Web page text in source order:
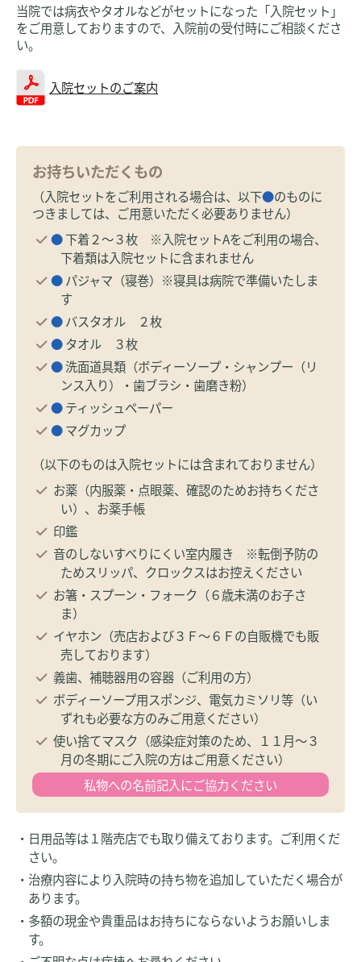
当院では病衣やタオルなどがセットになった「入院セット」
をご用意しておりますので、入院前の受付時にご相談くださ
い。
入院セットのご案内
お持ちいただくもの
（入院セットをご利用される場合は、以下●のものに
つきましては、ご用意いただく必要ありません）
●下着２～３枚 ※入院セットAをご利用の場合、
下着類は入院セットに含まれません
●パジャマ（寝巻）※寝具は病院で準備いたしま
す
●バスタオル ２枚
●タオル ３枚
●洗面道具類（ボディーソープ・シャンプー（リ
ンス入り）・歯ブラシ・歯磨き粉）
●ティッシュペーパー
●マグカップ
（以下のものは入院セットには含まれておりません）
お薬（内服薬・点眼薬、確認のためお持ちくださ
い）、お薬手帳
印鑑
音のしないすべりにくい室内履き ※転倒予防の
ためスリッパ、クロックスはお控えください
お箸・スプーン・フォーク（６歳未満のお子さ
ま）
イヤホン（売店および３Ｆ～６Ｆの自販機でも販
売しております）
義歯、補聴器用の容器（ご利用の方）
ボディーソープ用スポンジ、電気カミソリ等（い
ずれも必要な方のみご用意ください）
使い捨てマスク（感染症対策のため、１１月～３
月の冬期にご入院の方はご用意ください）
私物への名前記入にご協力ください
・日用品等は１階売店でも取り備えております。ご利用くだ
さい。
・治療内容により入院時の持ち物を追加していただく場合が
あります。
・多額の現金や貴重品はお持ちにならないようお願いしま
す。